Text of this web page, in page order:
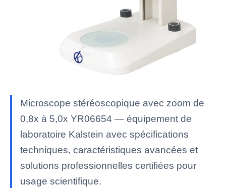
Microscope stéréoscopique avec zoom de
0,8x à 5,0x YR06654 — équipement de
laboratoire Kalstein avec spécifications
techniques, caractéristiques avancées et
solutions professionnelles certifiées pour
usage scientifique.